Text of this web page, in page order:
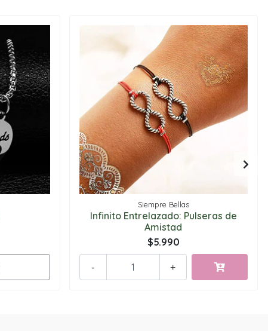
Siempre Bellas
Infinito Entrelazado: Pulseras de
Amistad
$5.990
+
-